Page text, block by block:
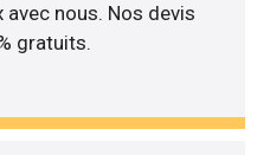
nous. Nos devis
gratuits.